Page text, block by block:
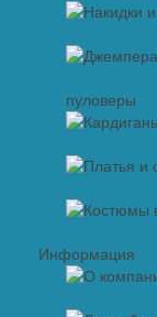
пуловеры
Информация